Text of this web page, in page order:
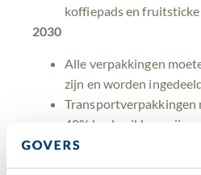
koffiepads en
2030
Alle verpakkingen
zijn en worden
Transportverpakkingen
40% herbruikbaar zijn
Verbod op bepaalde